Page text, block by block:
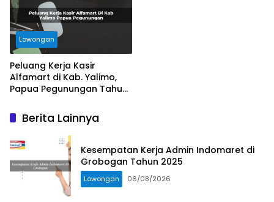
Lowongan
Peluang Kerja Kasir
Alfamart di Kab. Yalimo,
Papua Pegunungan Tahun
Berita Lainnya
Kesempatan Kerja Admin Indomaret di
Grobogan Tahun 2025
Lowongan 06/08/2026